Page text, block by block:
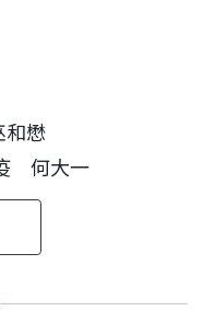
和懋
防疫 何大一
九